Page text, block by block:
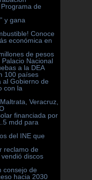
de
y gana
Conoce
económica en
de pesos
Nacional
a la DEA
100 países
al Gobierno de
con la
Veracruz,
financiada por
mdd para
del INE que
reclamo de
discos
consejo de
hacia 2030